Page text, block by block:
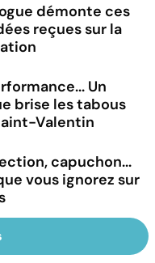
démonte ces
reçues sur la
Un
brise les tabous
Valentin
capuchon...
vous ignorez sur